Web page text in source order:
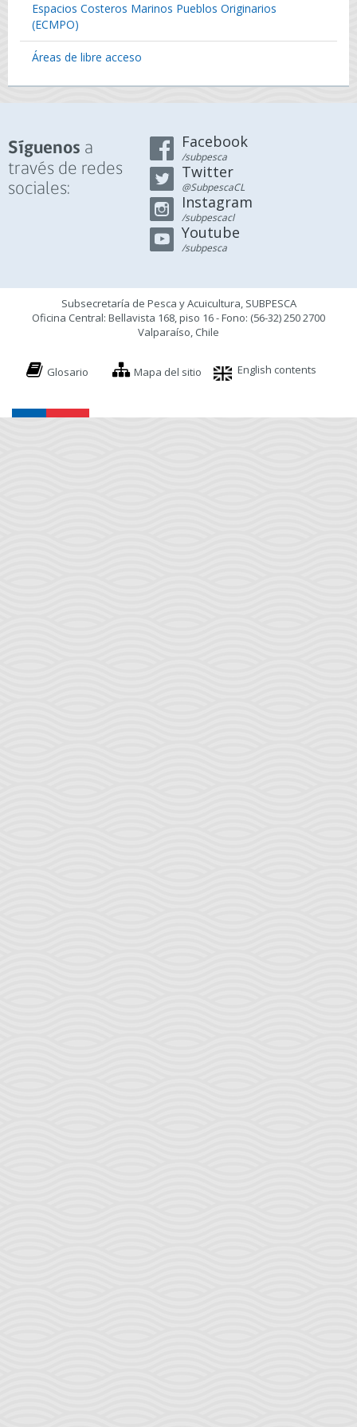
Espacios Costeros Marinos Pueblos Originarios
(ECMPO)
Áreas de libre acceso
Síguenos a
través de redes
sociales:
Facebook
/subpesca
Twitter
@SubpescaCL
Instagram
/subpescacl
Youtube
/subpesca
Subsecretaría de Pesca y Acuicultura, SUBPESCA
Oficina Central: Bellavista 168, piso 16 - Fono: (56-32) 250 2700
Valparaíso, Chile
Glosario Mapa del sitio English contents